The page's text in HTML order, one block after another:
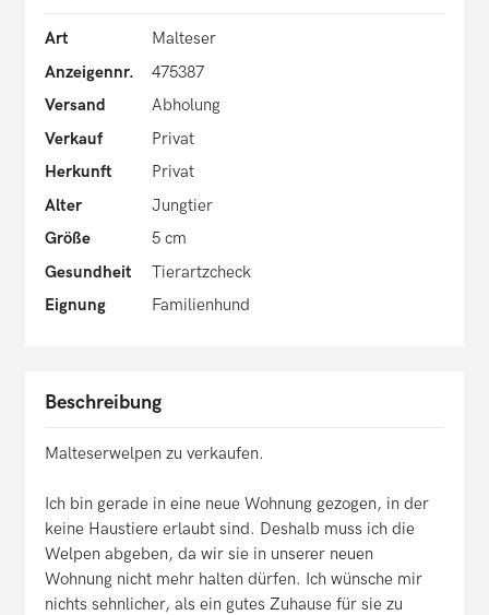
Art
Malteser
Anzeigennr.
475387
Versand
Abholung
Verkauf
Privat
Herkunft
Privat
Alter
Jungtier
Größe
5 cm
Gesundheit
Tierartzcheck
Eignung
Familienhund
Beschreibung
Malteserwelpen zu verkaufen.
Ich bin gerade in eine neue Wohnung gezogen, in der
keine Haustiere erlaubt sind. Deshalb muss ich die
Welpen abgeben, da wir sie in unserer neuen
Wohnung nicht mehr halten dürfen. Ich wünsche mir
nichts sehnlicher, als ein gutes Zuhause für sie zu